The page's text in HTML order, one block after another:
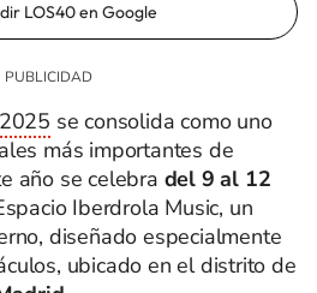
LOS40 en Google
se consolida como uno
más importantes de
año se celebra del 9 al 12
Iberdrola Music, un
diseñado especialmente
ubicado en el distrito de